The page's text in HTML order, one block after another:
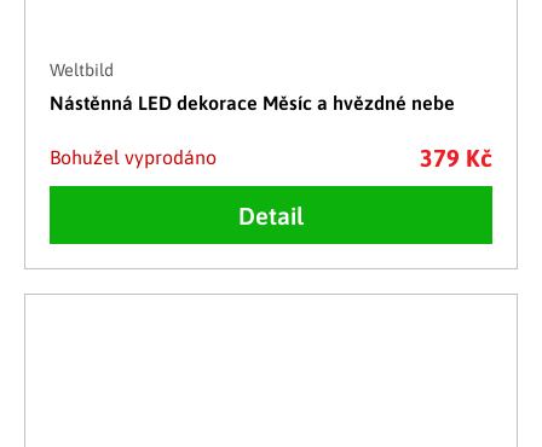
Weltbild
Nástěnná LED dekorace Měsíc a hvězdné nebe
Bohužel vyprodáno 379 Kč
Detail